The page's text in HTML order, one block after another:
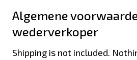
Algemene
wederverkoper
Shipping is not included.